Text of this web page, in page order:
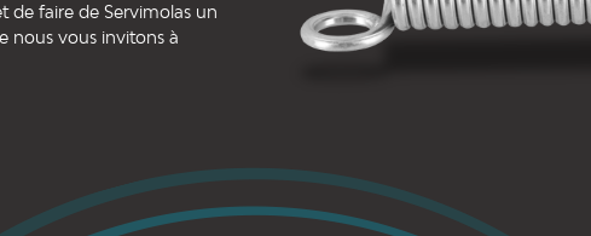
de faire de Servimolas un
nous vous invitons à